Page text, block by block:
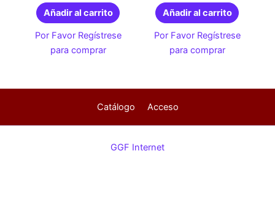
Añadir al carrito
Por Favor Regístrese
para comprar
Añadir al carrito
Por Favor Regístrese
para comprar
Catálogo Acceso
GGF Internet